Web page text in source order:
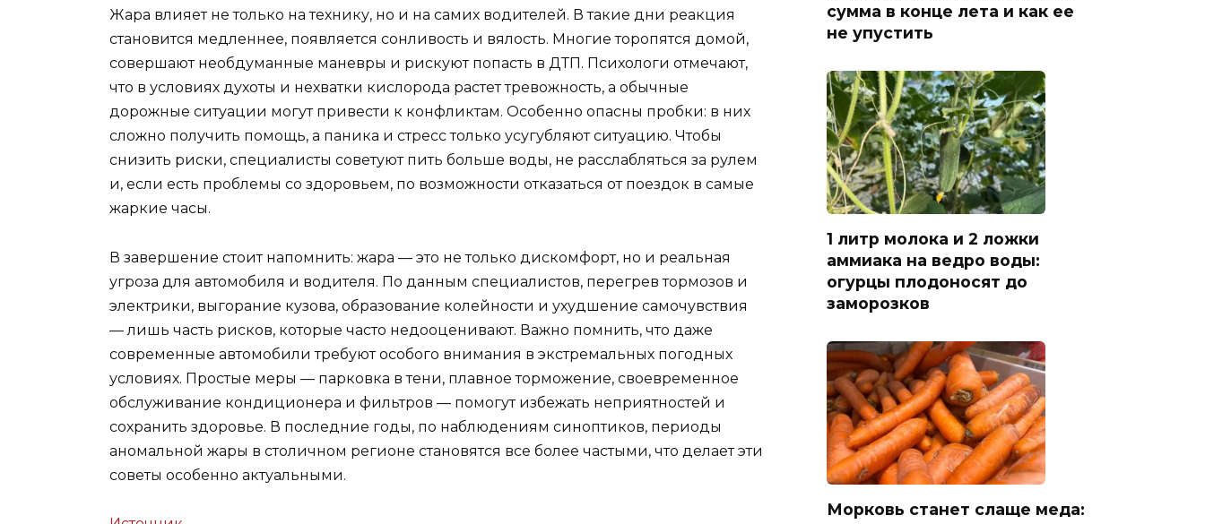
Жара влияет не только на технику, но и на самих водителей. В такие дни реакция
становится медленнее, появляется сонливость и вялость. Многие торопятся домой,
совершают необдуманные маневры и рискуют попасть в ДТП. Психологи отмечают,
что в условиях духоты и нехватки кислорода растет тревожность, а обычные
дорожные ситуации могут привести к конфликтам. Особенно опасны пробки: в них
сложно получить помощь, а паника и стресс только усугубляют ситуацию. Чтобы
снизить риски, специалисты советуют пить больше воды, не расслабляться за рулем
и, если есть проблемы со здоровьем, по возможности отказаться от поездок в самые
жаркие часы.
В завершение стоит напомнить: жара — это не только дискомфорт, но и реальная
угроза для автомобиля и водителя. По данным специалистов, перегрев тормозов и
электрики, выгорание кузова, образование колейности и ухудшение самочувствия
— лишь часть рисков, которые часто недооценивают. Важно помнить, что даже
современные автомобили требуют особого внимания в экстремальных погодных
условиях. Простые меры — парковка в тени, плавное торможение, своевременное
обслуживание кондиционера и фильтров — помогут избежать неприятностей и
сохранить здоровье. В последние годы, по наблюдениям синоптиков, периоды
аномальной жары в столичном регионе становятся все более частыми, что делает эти
советы особенно актуальными.
сумма в конце лета и как ее
не упустить
1 литр молока и 2 ложки
аммиака на ведро воды:
огурцы плодоносят до
заморозков
Морковь станет слаще меда: